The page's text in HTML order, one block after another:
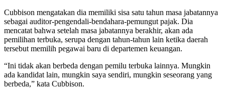
Cubbison mengatakan dia memiliki sisa satu tahun masa jabatannya
sebagai auditor-pengendali-bendahara-pemungut pajak. Dia
mencatat bahwa setelah masa jabatannya berakhir, akan ada
pemilihan terbuka, serupa dengan tahun-tahun lain ketika daerah
tersebut memilih pegawai baru di departemen keuangan.
“Ini tidak akan berbeda dengan pemilu terbuka lainnya. Mungkin
ada kandidat lain, mungkin saya sendiri, mungkin seseorang yang
berbeda,” kata Cubbison.